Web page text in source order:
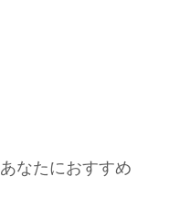
あなたにおすすめ